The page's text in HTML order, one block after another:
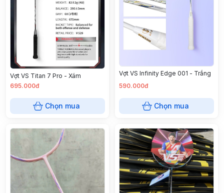
Vợt VS Titan 7 Pro - Xám
695.000đ
Chọn mua
Vợt VS Infinity Edge 001 - Trắng
590.000đ
Chọn mua